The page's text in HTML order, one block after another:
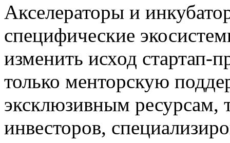
Акселераторы и
специфические
изменить исход стартап-
только менторскую
эксклюзивным ресурсам,
инвесторов,